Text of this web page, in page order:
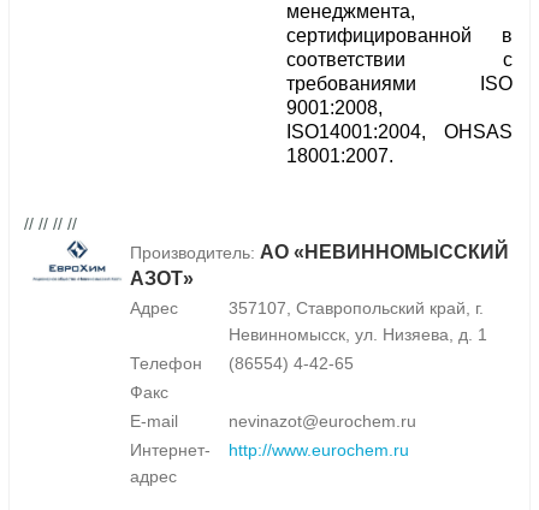
менеджмента,
сертифицированной в
соответствии с
требованиями ISO
9001:2008,
ISO14001:2004, OHSAS
18001:2007.
// // // //
Производитель: АО «НЕВИННОМЫССКИЙ
АЗОТ»
Адрес
357107, Ставропольский край, г.
Невинномысск, ул. Низяева, д. 1
Телефон
(86554) 4-42-65
Факс
E-mail
nevinazot@eurochem.ru
Интернет-
адрес
http://www.eurochem.ru